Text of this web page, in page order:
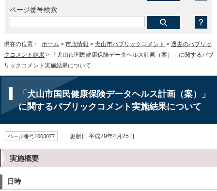
ページ番号検索
現在の位置： ホーム > 市政情報 > 犬山市パブリックコメント > 過去のパブリッ
クコメント結果 > 「犬山市国民健康保険データヘルス計画（案）」に関するパブ
リックコメント実施結果について
「犬山市国民健康保険データヘルス計画（案）」
に関するパブリックコメント実施結果について
ページ番号1003877 更新日 平成29年4月25日
実施概要
日時